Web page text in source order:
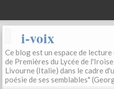
i-voix
Ce blog est un espace de
de Premières du Lycée de
Livourne (Italie) dans le cadre
poésie de ses semblables"